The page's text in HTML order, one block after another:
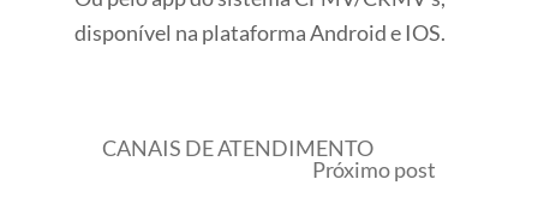
disponível na plataforma Android e IOS.
CANAIS DE ATENDIMENTO
Próximo post